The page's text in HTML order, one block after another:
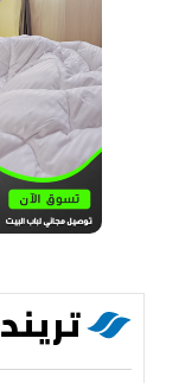
تريند